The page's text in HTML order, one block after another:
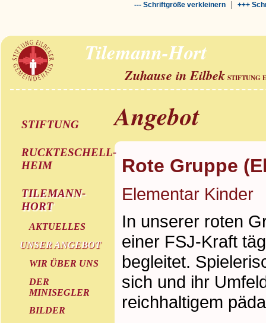
--- Schriftgröße verkleinern| +++
Tilemann-Hort
Zuhause in Eilbek STIFTUNG
STIFTUNG
RUCKTESCHELL-
HEIM
TILEMANN-
HORT
AKTUELLES
UNSER ANGEBOT
WIR ÜBER UNS
DER
MINISEGLER
BILDER
Angebot
Rote Gruppe
Elementar Kinder
In unserer roten
einer FSJ-Kraft
begleitet.
sich und ihr
reichhaltigem